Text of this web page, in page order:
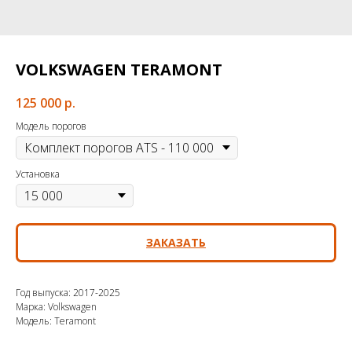
VOLKSWAGEN TERAMONT
125 000 р.
Модель порогов
Установка
ЗАКАЗАТЬ
Год выпуска: 2017-2025
Марка: Volkswagen
Модель: Teramont